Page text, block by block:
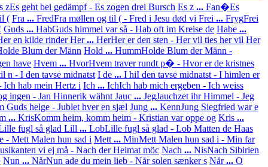
zEs geht bei gedämpf - Es zogen drei Bursch Es z ... Fan�Es
( Fra ... FredFra møllen og til ( - Fred i Jesu død vi Frei ... FrygFrei
Guds ... HabGuds himmel var så - Hab oft im Kreise de Habe ...
en kilde rinderHer... HerHer er den sten - Her vil ties her vil Her
Blum der Männ Hold ... HummHolde Blum der Männ -
have Hvem ... HvorHvem traver rundt p� - Hvor er de kristnes
n - I den tavse midnatst I de ... I hiI den tavse midnatst - I himlen er
Ich hab mein Hertz i Ich ... IchIch hab mich ergeben - Ich weiss
ingen - Jan Hinnerik wähnt Jauc ... JegJauchzet ihr Himmel - Jeg
Guds helge - Jublet hver en sjæl Jung ... KennJung Siegfried war e
... KrisKomm heim, komm heim - Kristian var oppe og Kris ...
fugl så glad Lill ... LobLille fugl så glad - Lob Matten de Haas
- Mett Malen hun sad i Mett ... MinMett Malen hun sad i - Min far
vi ej må - Nach der Heimat möc Nach ... NisNach Sibirien
Nun ... NårNun ade du mein lieb - Når solen sænker s Når... O